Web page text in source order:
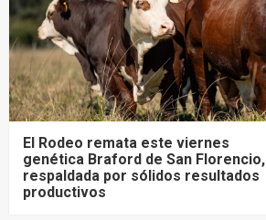
El Rodeo remata este viernes
genética Braford de San Florencio,
respaldada por sólidos resultados
productivos